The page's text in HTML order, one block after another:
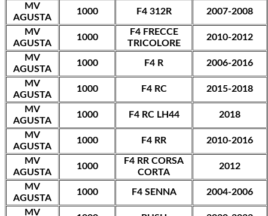
MV
AGUSTA
1000 F4 312R 2007-2008
MV
AGUSTA
1000
F4 FRECCE
TRICOLORE
2010-2012
MV
AGUSTA
1000 F4 R 2006-2016
MV
AGUSTA
1000 F4 RC 2015-2018
MV
AGUSTA
1000 F4 RC LH44 2018
MV
AGUSTA
1000 F4 RR 2010-2016
MV
AGUSTA
1000
F4 RR CORSA
CORTA
2012
MV
AGUSTA
1000 F4 SENNA 2004-2006
MV